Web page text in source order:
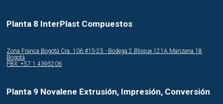
Planta 8 InterPlast Compuestos
Zona Franca Bogotá Cra. 106 #15-25 - Bodega 2 Bloque 121A Manzana 18
Bogotá
PBX: +57 1 4395206
Planta 9 Novalene Extrusión, Impresión, Conversión